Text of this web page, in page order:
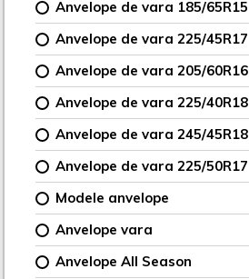
Anvelope de vara 185/65R15
Anvelope de vara 225/45R17
Anvelope de vara 205/60R16
Anvelope de vara 225/40R18
Anvelope de vara 245/45R18
Anvelope de vara 225/50R17
Modele anvelope
Anvelope vara
Anvelope All Season